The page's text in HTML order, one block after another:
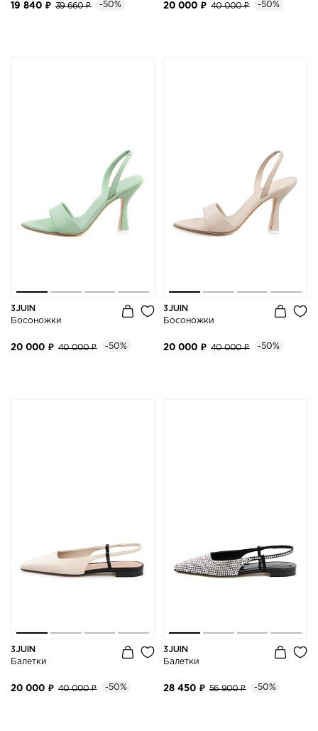
19 840 ₽ 39 660 ₽ -50% 20 000 ₽ 40 000 ₽ -50%
3JUIN
Босоножки
20 000 ₽ 40 000 ₽ -50%
3JUIN
Босоножки
20 000 ₽ 40 000 ₽ -50%
3JUIN
Балетки
20 000 ₽ 40 000 ₽ -50%
3JUIN
Балетки
28 450 ₽ 56 900 ₽ -50%